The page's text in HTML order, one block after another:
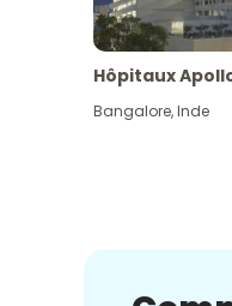
Hôpitaux
Bangalore,Inde